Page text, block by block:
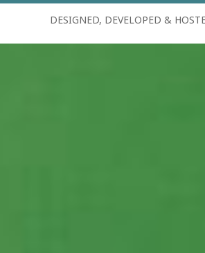
DESIGNED, DEVELOPED &